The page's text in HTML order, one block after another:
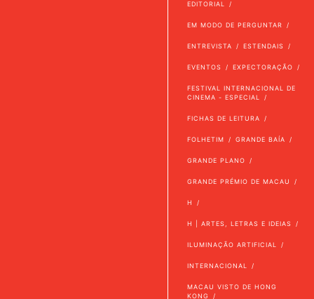
EDITORIAL
EM MODO DE PERGUNTAR
ENTREVISTA ESTENDAIS
EVENTOS EXPECTORAÇÃO
FESTIVAL INTERNACIONAL DE
CINEMA - ESPECIAL
FICHAS DE LEITURA
FOLHETIM GRANDE BAÍA
GRANDE PLANO
GRANDE PRÉMIO DE MACAU
H
H | ARTES, LETRAS E IDEIAS
ILUMINAÇÃO ARTIFICIAL
INTERNACIONAL
MACAU VISTO DE HONG
KONG